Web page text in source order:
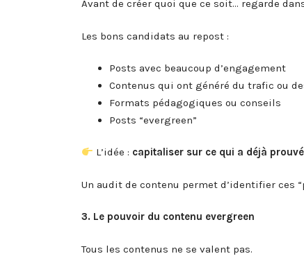
Avant de créer quoi que ce soit… regarde
Les bons candidats au repost :
Posts avec beaucoup d’engagement
Contenus qui ont généré du trafic ou
Formats pédagogiques ou conseils
Posts “evergreen”
L’idée : capitaliser sur ce qui a déjà
Un audit de contenu permet d’identifier
3. Le pouvoir du contenu evergreen
Tous les contenus ne se valent pas.